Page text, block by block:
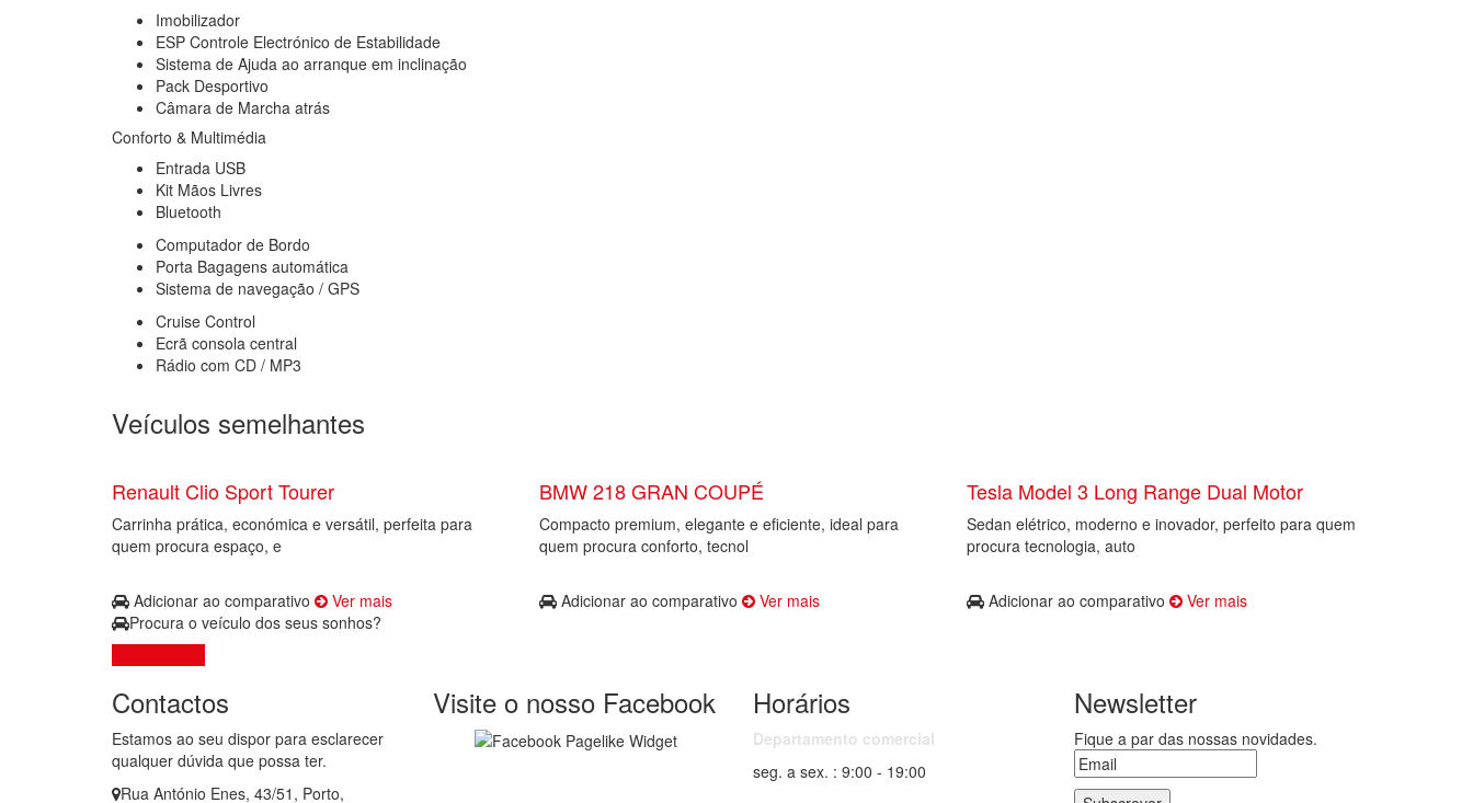
Imobilizador
ESP Controle Electrónico de Estabilidade
Sistema de Ajuda ao arranque em inclinação
Pack Desportivo
Câmara de Marcha atrás
Conforto & Multimédia
Entrada USB
Kit Mãos Livres
Bluetooth
Computador de Bordo
Porta Bagagens automática
Sistema de navegação / GPS
Cruise Control
Ecrã consola central
Rádio com CD / MP3
Veículos semelhantes
Renault Clio Sport Tourer
Carrinha prática, económica e versátil, perfeita para
quem procura espaço, e
Adicionar ao comparativo Ver mais
BMW 218 GRAN COUPÉ
Compacto premium, elegante e eficiente, ideal para
quem procura conforto, tecnol
Adicionar ao comparativo Ver mais
Tesla Model 3 Long Range Dual Motor
Sedan elétrico, moderno e inovador, perfeito para quem
procura tecnologia, auto
Adicionar ao comparativo
Ver mais
Procura o veículo dos seus sonhos?
Contactos
Estamos ao seu dispor para esclarecer
qualquer dúvida que possa ter.
Rua António Enes, 43/51, Porto,
Visite o nosso Facebook Horários
Departamento comercial
seg. a sex. : 9:00 - 19:00
Newsletter
Fique a par das nossas novidades.